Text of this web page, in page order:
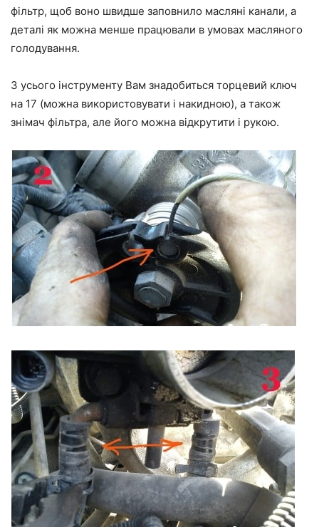
фільтр, щоб воно швидше заповнило масляні канали, а
деталі як можна менше працювали в умовах масляного
голодування.
З усього інструменту Вам знадобиться торцевий ключ
на 17 (можна використовувати і накидною), а також
знімач фільтра, але його можна відкрутити і рукою.